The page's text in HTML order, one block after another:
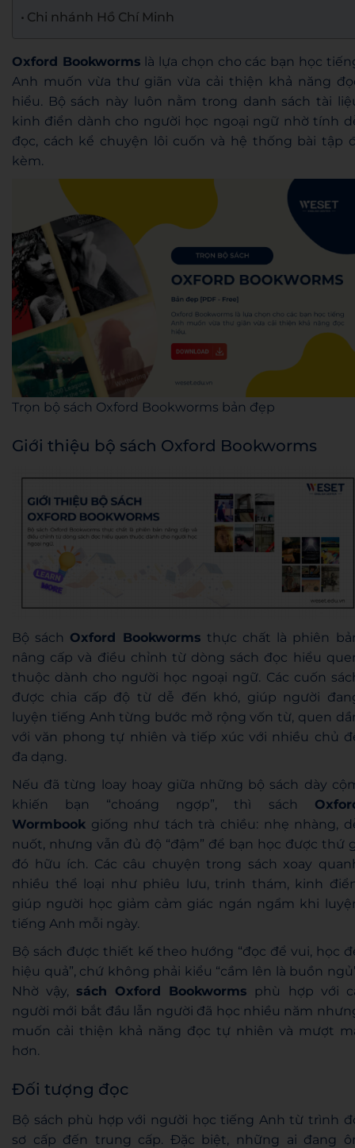
Chi nhánh Hồ Chí Minh
Oxford Bookworms là lựa chọn cho các bạn học
Anh muốn vừa thư giãn vừa cải thiện khả năng
hiểu. Bộ sách này luôn nằm trong danh sách tài
kinh điển dành cho người học ngoại ngữ nhờ tính
đọc, cách kể chuyện lôi cuốn và hệ thống bài tập
kèm.
Trọn bộ sách Oxford Bookworms bản đẹp
Giới thiệu bộ sách Oxford Bookworms
Bộ sách Oxford Bookworms thực chất là phiên
nâng cấp và điều chỉnh từ dòng sách đọc hiểu
thuộc dành cho người học ngoại ngữ. Các cuốn
được chia cấp độ từ dễ đến khó, giúp người
luyện tiếng Anh từng bước mở rộng vốn từ, quen
với văn phong tự nhiên và tiếp xúc với nhiều chủ
đa dạng.
Nếu đã từng loay hoay giữa những bộ sách dày
khiến bạn “choáng ngợp”, thì sách
Wormbook giống như tách trà chiều: nhẹ nhàng,
nuốt, nhưng vẫn đủ độ “đậm” để bạn học được thứ
đó hữu ích. Các câu chuyện trong sách xoay
nhiều thể loại như phiêu lưu, trinh thám, kinh
giúp người học giảm cảm giác ngán ngẩm khi
tiếng Anh mỗi ngày.
Bộ sách được thiết kế theo hướng “đọc để vui, học
hiệu quả”, chứ không phải kiểu “cầm lên là buồn
Nhờ vậy, sách Oxford Bookworms phù hợp với
người mới bắt đầu lẫn người đã học nhiều năm
muốn cải thiện khả năng đọc tự nhiên và mượt
hơn.
Đối tượng đọc
Bộ sách phù hợp với người học tiếng Anh từ trình
sơ cấp đến trung cấp. Đặc biệt, những ai đang